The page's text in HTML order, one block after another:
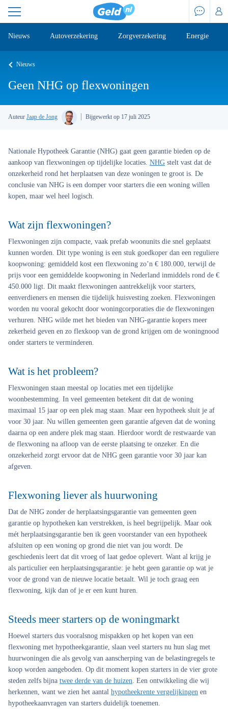
Nieuws Autoverzekering Zorgverzekering Energie
Nieuws
Geen NHG op flexwoningen
Auteur Jaap de Jong Bijgewerkt op 17 juli 2025
Nationale Hypotheek Garantie (NHG) gaat geen garantie bieden op de
aankoop van flexwoningen op tijdelijke locaties. NHG stelt vast dat de
onzekerheid rond het herplaatsen van deze woningen te groot is. De
conclusie van NHG is een domper voor starters die een woning willen
kopen, maar wel heel logisch.
Wat zijn flexwoningen?
Flexwoningen zijn compacte, vaak prefab woonunits die snel geplaatst
kunnen worden. Dit type woning is een stuk goedkoper dan een reguliere
koopwoning: gemiddeld kost een flexwoning zo’n € 180.000, terwijl de
prijs voor een gemiddelde koopwoning in Nederland inmiddels rond de €
450.000 ligt. Dit maakt flexwoningen aantrekkelijk voor starters,
eenverdieners en mensen die tijdelijk huisvesting zoeken. Flexwoningen
worden nu vooral gekocht door woningcorporaties die de flexwoningen
verhuren. NHG wilde met het bieden van NHG-garantie kopers meer
zekerheid geven en zo flexkoop van de grond krijgen om de woningnood
onder starters te verminderen.
Wat is het probleem?
Flexwoningen staan meestal op locaties met een tijdelijke
woonbestemming. In veel gemeenten betekent dit dat de woning
maximaal 15 jaar op een plek mag staan. Maar een hypotheek sluit je af
voor 30 jaar. Nu willen gemeenten geen garantie afgeven dat de woning
daarna op een andere plek mag staan. Hierdoor wordt de restwaarde van
de flexwoning na afloop van de eerste plaatsing te onzeker. En die
onzekerheid zorgt ervoor dat de NHG geen garantie voor 30 jaar kan
afgeven.
Flexwoning liever als huurwoning
Dat de NHG zonder de herplaatsingsgarantie van gemeenten geen
garantie op hypotheken kan verstrekken, is heel begrijpelijk. Maar ook
mét herplaatsingsgarantie ben ik geen voorstander van een hypotheek
afsluiten op een woning op grond die niet van jou wordt. De
geschiedenis leert dat dit vroeg of laat gedoe oplevert. Want al krijg je
als particulier een herplaatsingsgarantie: je hebt geen garantie op wat je
voor de grond van de nieuwe locatie betaalt. Wil je toch graag een
flexwoning, kijk dan of je er een kunt huren.
Steeds meer starters op de woningmarkt
Hoewel starters dus vooralsnog mispakken op het kopen van een
flexwoning met hypotheekgarantie, slaan veel starters nu hun slag met
huurwoningen die als gevolg van aanscherping van de belastingregels te
koop worden aangeboden. Op dit moment kopen starters in de vier grote
steden zelfs bijna twee derde van de huizen. Een ontwikkeling die wij
herkennen, want we zien het aantal hypotheekrente vergelijkingen en
hypotheekaanvragen van starters duidelijk toenemen.